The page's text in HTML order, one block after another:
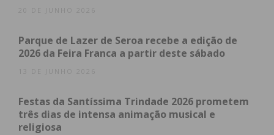
Parque de Lazer de Seroa recebe a edição de
2026 da Feira Franca a partir deste sábado
Festas da Santíssima Trindade 2026 prometem
três dias de intensa animação musical e
religiosa